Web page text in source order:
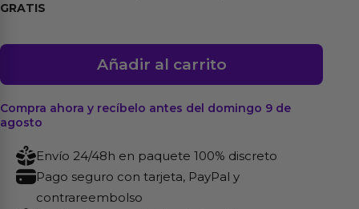
GRATIS
Ruleta
Añadir al carrito
Compra ahora y recíbelo antes del domingo 9 de
agosto
Envío 24/48h en paquete 100% discreto
Pago seguro con tarjeta, PayPal y
contrareembolso